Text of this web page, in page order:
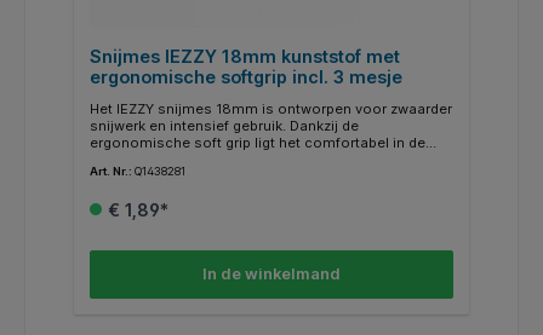
Snijmes IEZZY 18mm kunststof met
ergonomische softgrip incl. 3 mesje
Het IEZZY snijmes 18mm is ontworpen voor zwaarder
snijwerk en intensief gebruik. Dankzij de
ergonomische soft grip ligt het comfortabel in de
vermoeidheid. De stevige kunststof behuizing is licht
De schuifsluiting maakt het mogelijk om het
duurzaamheid, terwijl de levering met één mesje
directe inzetbaarheid garandeert. Kenmerken: * Type:
Art. Nr.: Q1438281
€ 1,89*
In de winkelmand